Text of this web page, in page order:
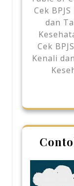
Cek
dan
Cek
Kenali